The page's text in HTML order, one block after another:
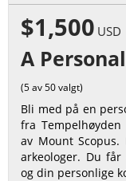
$1,500 USD
A
(5 av 50 valgt)
Bli med på en
fra
av Mount
arkeologer. Du
og din personlige